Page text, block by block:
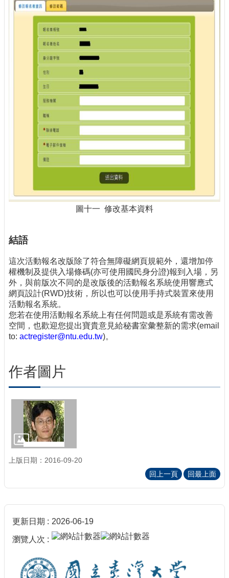
圖十一 修改基本資料
結語
這次活動報名改版除了符合無障礙網頁規範外，還增加停
權機制及提供入場條碼(亦可使用國民身分證)報到入場，另
外，與前版次不同的是改版後的活動報名系統使用響應式
網頁設計(RWD)技術，所以也可以使用手持式裝置來使用
活動報名系統。
您若在使用活動報名系統上有任何問題或是系統有需改善
空間，也歡迎您提出寶貴意見給秘書室彙整新的需求(email
to: actregister@ntu.edu.tw)。
作者圖片
上版日期：2016-09-20
回上一頁
回最上面
更新日期 2026-06-19
瀏覽人次